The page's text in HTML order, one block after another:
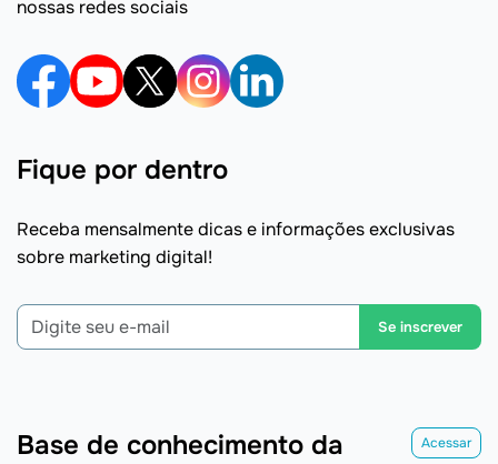
nossas redes sociais
Fique por dentro
Receba mensalmente dicas e informações exclusivas
sobre marketing digital!
Se inscrever
Base de conhecimento da
Acessar